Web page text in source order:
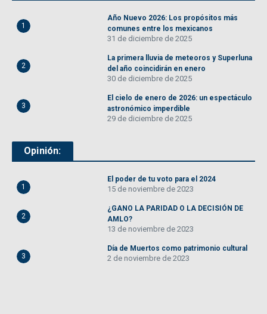
1
Año Nuevo 2026: Los propósitos más
comunes entre los mexicanos
31 de diciembre de 2025
2
La primera lluvia de meteoros y Superluna
del año coincidirán en enero
30 de diciembre de 2025
3
El cielo de enero de 2026: un espectáculo
astronómico imperdible
29 de diciembre de 2025
Opinión:
1
El poder de tu voto para el 2024
15 de noviembre de 2023
2
¿GANO LA PARIDAD O LA DECISIÓN DE
AMLO?
13 de noviembre de 2023
3
Día de Muertos como patrimonio cultural
2 de noviembre de 2023